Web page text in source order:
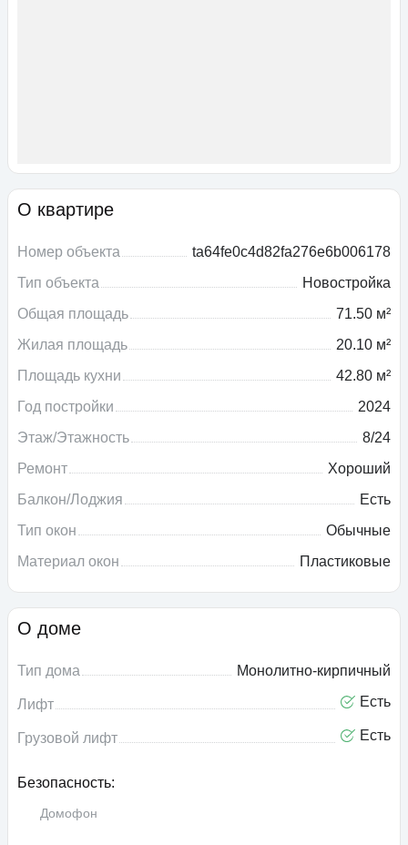
О квартире
Номер объекта
ta64fe0c4d82fa276e6b006178
Тип объекта
Новостройка
Общая площадь
71.50 м²
Жилая площадь
20.10 м²
Площадь кухни
42.80 м²
Год постройки
2024
Этаж/Этажность
8/24
Ремонт
Хороший
Балкон/Лоджия
Есть
Тип окон
Обычные
Материал окон
Пластиковые
О доме
Тип дома Монолитно-кирпичный
Лифт Есть
Грузовой лифт Есть
Безопасность:
Домофон